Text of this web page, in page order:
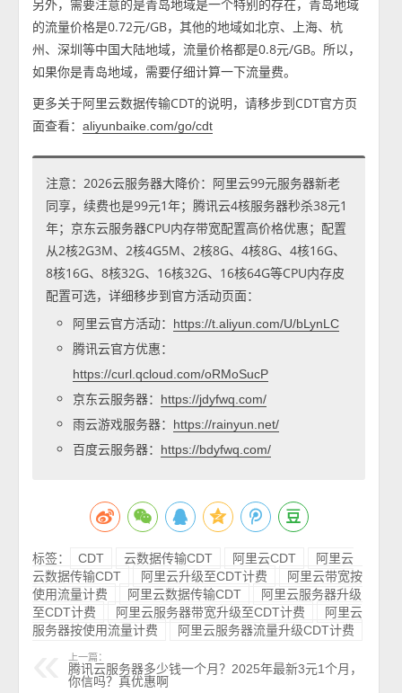
另外，需要注意的是青岛地域是一个特别的存在，青岛地域
的流量价格是0.72元/GB，其他的地域如北京、上海、杭
州、深圳等中国大陆地域，流量价格都是0.8元/GB。所以，
如果你是青岛地域，需要仔细计算一下流量费。
更多关于阿里云数据传输CDT的说明，请移步到CDT官方页
面查看：aliyunbaike.com/go/cdt
注意：2026云服务器大降价：阿里云99元服务器新老
同享，续费也是99元1年；腾讯云4核服务器秒杀38元1
年；京东云服务器CPU内存带宽配置高价格优惠；配置
从2核2G3M、2核4G5M、2核8G、4核8G、4核16G、
8核16G、8核32G、16核32G、16核64G等CPU内存皮
配置可选，详细移步到官方活动页面：
阿里云官方活动：
https://t.aliyun.com/U/bLynLC
腾讯云官方优惠：
https://curl.qcloud.com/oRMoSucP
京东云服务器： https://jdyfwq.com/
雨云游戏服务器： https://rainyun.net/
百度云服务器： https://bdyfwq.com/
标签： CDT 云数据传输CDT 阿里云CDT
阿里云
云数据传输CDT
阿里云升级至CDT计费
阿里云带宽按
使用流量计费
阿里云数据传输CDT
阿里云服务器升级
至CDT计费
阿里云服务器带宽升级至CDT计费
阿里云
服务器按使用流量计费
阿里云服务器流量升级CDT计费
上一篇：
腾讯云服务器多少钱一个月？2025年最新3元1个月，
你信吗？真优惠啊